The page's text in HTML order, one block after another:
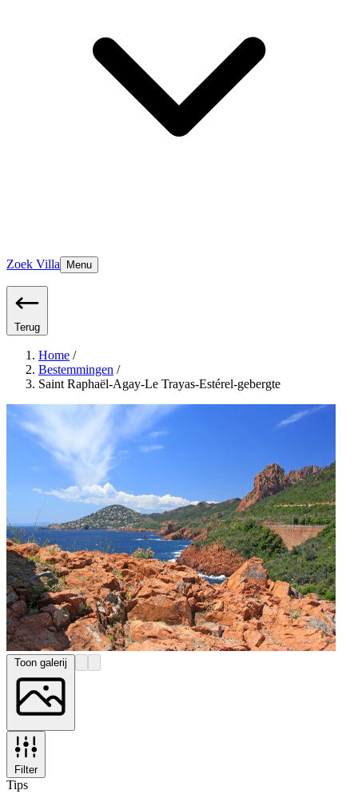
Zoek Villa Menu
Terug
Home /
Bestemmingen /
Saint Raphaël-Agay-Le Trayas-Estérel-gebergte
Filter
Tips